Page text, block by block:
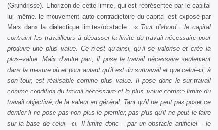
(Grundrisse). L’horizon de cette limite, qui est représentée par le capital
lui–même, le mouvement auto contradictoire du capital est exposé par
Marx dans la dialectique limites/obstacle : « Tout d’abord : le capital
contraint les travailleurs à dépasser la limite du travail nécessaire pour
produire une plus–value. Ce n’est qu’ainsi, qu’il se valorise et crée la
plus–value. Mais d’autre part, il pose le travail nécessaire seulement
dans la mesure où et pour autant qu’il est du surtravail et que celui–ci, à
son tour, est réalisable comme plus–value. Il pose donc le sur-travail
comme condition du travail nécessaire et la plus–value comme limite du
travail objectivé, de la valeur en général. Tant qu’il ne peut pas poser ce
dernier il ne pose pas non plus le premier, pas plus qu’il ne peut le faire
sur la base de celui—ci. Il limite donc – par un obstacle artificiel – le